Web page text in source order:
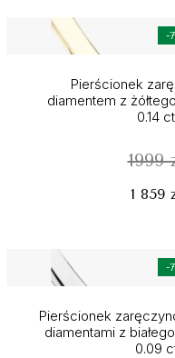
-
Pierścionek
diamentem z
0.14 ct
1999
1 859
-
Pierścionek
diamentami z
0.09